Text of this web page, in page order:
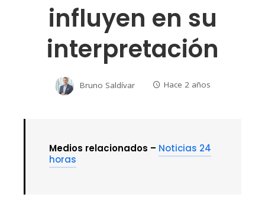
influyen en su
interpretación
Bruno Saldívar Hace 2 años
Medios relacionados – Noticias 24
horas